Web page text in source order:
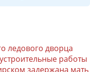
ледового дворца
работы
задержана мать